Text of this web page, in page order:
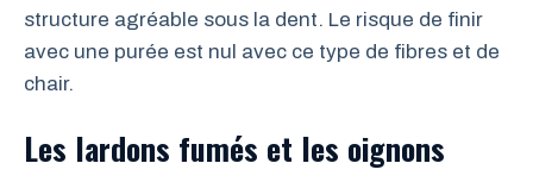
structure agréable sous la dent. Le risque de finir
avec une purée est nul avec ce type de fibres et de
chair.
Les lardons fumés et les oignons